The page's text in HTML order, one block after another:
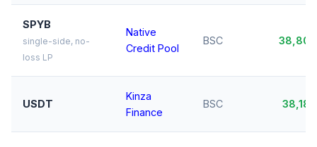
SPYB
single-side, no-
loss LP
Native
Credit Pool
BSC
USDT
Kinza
Finance
BSC